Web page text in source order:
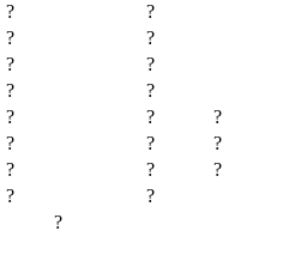
?
?
?
?
?
?
?
?
? ?
?
? ?
?
? ?
?
?
?
?